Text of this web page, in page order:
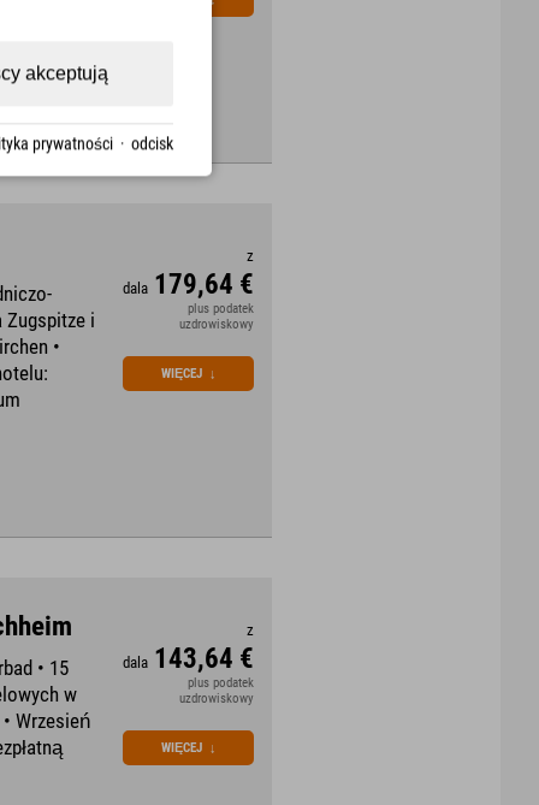
Zugspitze i
•
z
dala 179,64 €
plus podatek
uzdrowiskowy
WIĘCEJ ↓
• 15
w
Wrzesień
z
dala 143,64 €
plus podatek
uzdrowiskowy
WIĘCEJ ↓
akceptują
prywatności · odcisk